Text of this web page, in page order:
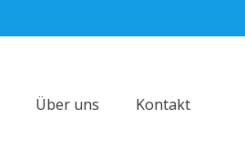
Über uns Kontakt